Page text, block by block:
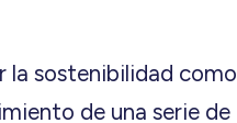
la sostenibilidad como
de una serie de